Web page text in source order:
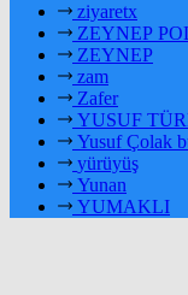
ziyaretx
ZEYNEP
ZEYNEP
zam
Zafer
YUSUF
Yusuf Çolak
yürüyüş
Yunan
YUMAKLI